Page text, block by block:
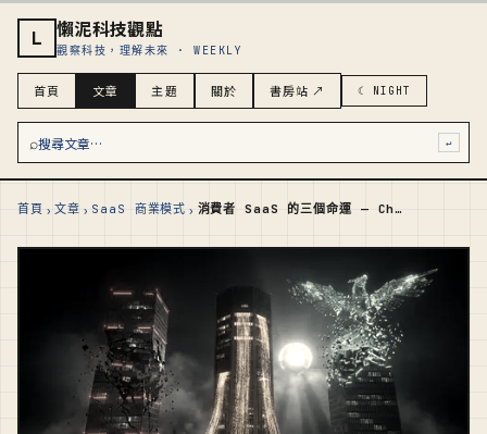
L 懶泥科技觀點
觀察科技，理解未來 · WEEKLY
⌕搜尋文章… ↵
首頁 文章 主題 關於 書房站 ↗ ☾ NIGHT
首頁 › 文章 › SaaS 商業模式 › 消費者 SaaS 的三個命運 — Chegg 投降、Duolingo 自殘、Grammarly 改名